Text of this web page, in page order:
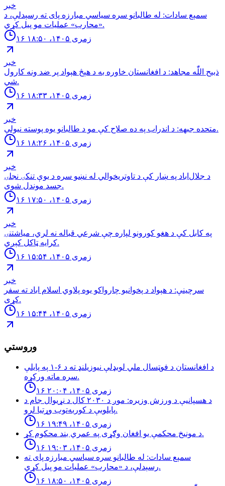
خبر
سمېع سادات: له طالبانو سره سياسي مبارزه پاى ته رسېدلې، د
«محارب» عمليات مو پيل كړي.
۱۶ زمری ۱۴۰۵، ۱۸:۵۰
خبر
ذبيح اللّٰه مجاهد: د افغانستان خاوره به د هېڅ هېواد پر ضد ونه كارول
شي.
۱۶ زمری ۱۴۰۵، ۱۸:۳۳
خبر
متحده جبهه: د اندراب په ده صلاح كې مو د طالبانو يوه پوسته نيولې.
۱۶ زمری ۱۴۰۵، ۱۸:۲۶
خبر
د جلال‌اباد په ښار کې د تاوتریخوالي له نښو سره د یوې تنکۍ نجلۍ
جسد موندل شوی.
۱۶ زمری ۱۴۰۵، ۱۷:۵۰
خبر
په کابل کې د هغو کورونو لپاره چې شرعي قباله نه لري، میاشتنۍ
کرایه ټاکل کېږي.
۱۶ زمری ۱۴۰۵، ۱۵:۵۴
خبر
سرچینې: د هېواد د پخوانیو چارواکو یوه پلاوي اسلام اباد ته سفر
کړی.
۱۶ زمری ۱۴۰۵، ۱۵:۴۴
وروستي
د افغانستان د فوټسال ملي لوبډلې نیوزیلنډ ته د ۶-۱ په پایلې
سره ماته ورکړه.
۱۶ زمری ۱۴۰۵، ۲۰:۰۴
د هسپانیې د ورزش وزیره: موږ د ۲۰۳۰ کال د نړیوال جام د
پایلوبې د کوربه‌توب وړتیا لرو.
۱۶ زمری ۱۴۰۵، ۱۹:۴۹
د مونیخ محکمې یو افغان وګړی په عمري بند محکوم کړ.
۱۶ زمری ۱۴۰۵، ۱۹:۰۳
سمېع سادات: له طالبانو سره سياسي مبارزه پاى ته
رسېدلې، د «محارب» عمليات مو پيل كړي.
۱۶ زمری ۱۴۰۵، ۱۸:۵۰